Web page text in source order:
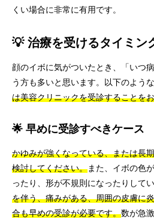
くい場合に非常に有用です。
💡 治療を受けるタイミン
顔のイボに気がついたとき、「いつ
う方も多いと思います。以下のような
は美容クリニックを受診することを
🌟 早めに受診すべきケース
かゆみが強くなっている、または長
検討してください。また、イボの色
ったり、形が不規則になったりして
を伴う、痛みがある、周囲の皮膚に
合も早めの受診が必要です。数が急